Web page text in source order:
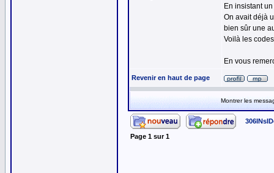
En insistant
On avait déjà
bien sûr une
Voilà les
En vous
Revenir en haut de page
Montrer les
Page 1 sur1